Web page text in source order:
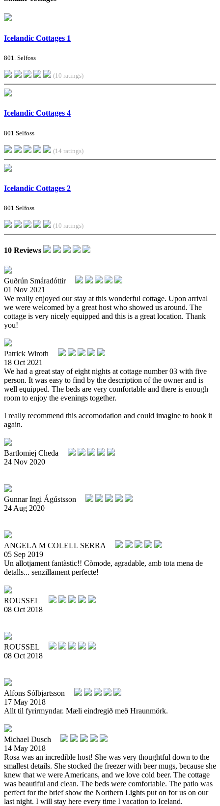
Icelandic Cottages 1
801. Selfoss
(10 ratings)
Icelandic Cottages 4
801 Selfoss
(14 ratings)
Icelandic Cottages 2
801 Selfoss
(10 ratings)
10 Reviews
Guðrún Smáradóttir
01 Nov 2021
We really enjoyed our stay at this wonderful cottage. Upon arrival
we were welcomed by a great host who showed us around. The
cottage is very nicely equipped and this is a great location. Thank
you!
Patrick Wiroth
18 Oct 2021
We had a great stay of eight nights at cottage number 03 with five
person. It was easy to find by the description of the owner and is
well equipped. The beds are very comfortable and there is enough
room to enjoy the evenings together.
I really recommend this accomodation and could imagine to book it
again.
Bartlomiej Cheda
24 Nov 2020
Gunnar Ingi Ágústsson
24 Aug 2020
ANGELA M COLELL SERRA
05 Sep 2019
Un allotjament fantàstic!! Còmode, agradable, amb tota mena de
detalls... senzillament perfecte!
ROUSSEL
08 Oct 2018
ROUSSEL
08 Oct 2018
Alfons Sólbjartsson
17 May 2018
Allt til fyrirmyndar. Mæli eindregið með Hraunmörk.
Michael Dusch
14 May 2018
Rosa was an incredible host! She was very thoughtful down to the
smallest details. She stocked the freezer with beer mugs, because she
knew that we were Americans, and we love cold beer. The cottage
was beautiful and clean. The beds were comfortable. The patio was
perfect for the brief show the Northern Lights put on for us on our
last night. I will stay here every time I vacation to Iceland.